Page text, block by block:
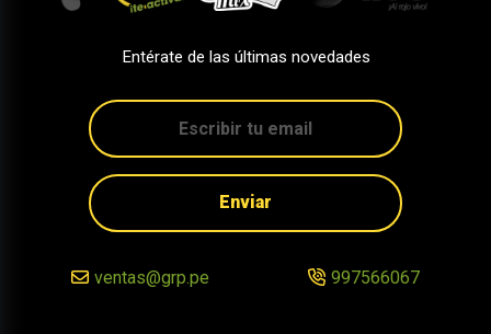
Entérate de las últimas novedades
Enviar
ventas@grp.pe 997566067